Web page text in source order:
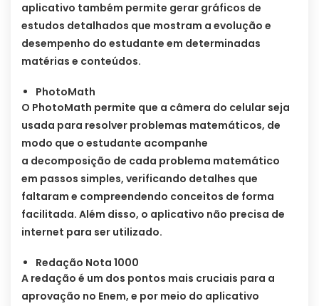
aplicativo também permite gerar gráficos de
estudos detalhados que mostram a evolução e
desempenho do estudante em determinadas
matérias e conteúdos.
PhotoMath
O PhotoMath permite que a câmera do celular seja
usada para resolver problemas matemáticos, de
modo que o estudante acompanhe
a decomposição de cada problema matemático
em passos simples, verificando detalhes que
faltaram e compreendendo conceitos de forma
facilitada. Além disso, o aplicativo não precisa de
internet para ser utilizado.
Redação Nota 1000
A redação é um dos pontos mais cruciais para a
aprovação no Enem, e por meio do aplicativo